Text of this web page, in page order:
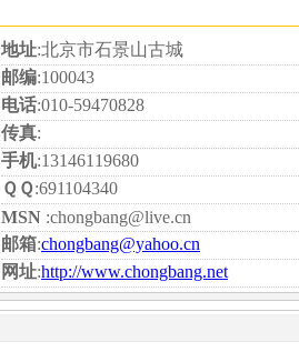
地址:北京市石景山古城
邮编:100043
电话:010-59470828
传真:
手机:13146119680
ＱＱ:691104340
MSN :chongbang@live.cn
邮箱:chongbang@yahoo.cn
网址:http://www.chongbang.net